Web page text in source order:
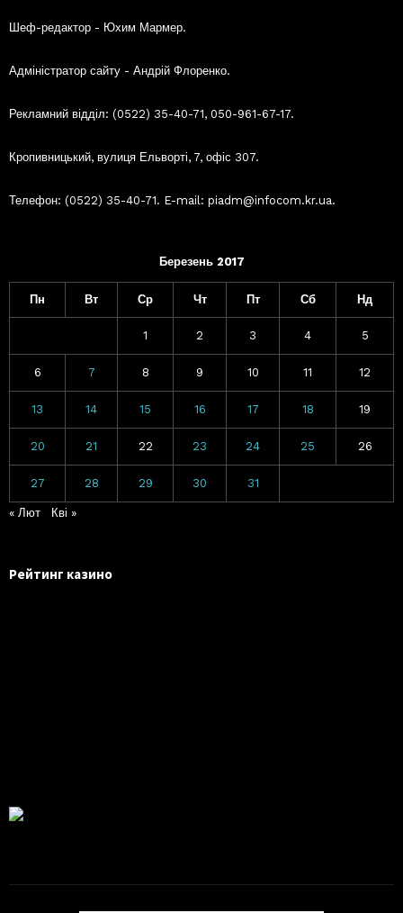
Шеф-редактор - Юхим Мармер.
Адміністратор сайту - Андрій Флоренко.
Рекламний відділ: (0522) 35-40-71, 050-961-67-17.
Кропивницький, вулиця Ельворті, 7, офіс 307.
Телефон: (0522) 35-40-71. E-mail: piadm@infocom.kr.ua.
Березень 2017
Пн Вт Ср Чт Пт Сб Нд
1 2 3 4 5
6 7 8 9 10 11 12
13 14 15 16 17 18 19
20 21 22 23 24 25 26
27 28 29 30 31
« Лют Кві »
Рейтинг казино